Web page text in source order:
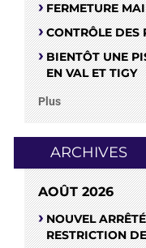
FERMETURE
CONTRÔLE
BIENTÔT UNE
EN VAL ET TIGY
Plus
ARCHIVES
AOÛT 2026
NOUVEL
RESTRICTION